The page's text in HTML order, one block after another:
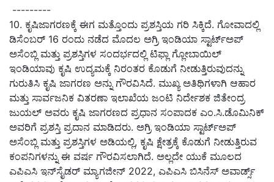
---------
10. ಕೃಷಿಜಾಗರಣಕ್ಕೆ ಈಗ ಮತ್ತೊಂದು ಪ್ರಶಸ್ತಿಯ ಗರಿ ಸಿಕ್ಕಿದೆ. ಗೋವಾದಲ್ಲಿ
ಡಿಸೆಂಬರ್ 16 ರಂದು ನಡೆದ ಮೊದಲ ಅಗ್ರಿ ಇಂಡಿಯಾ ಸ್ಟಾರ್ಟ್ಅಪ್
ಅಸೆಂಬ್ಲಿ ಮತ್ತು ಪ್ರಶಸ್ತಿಗಳ ಸಂದರ್ಭದಲ್ಲಿ ಟಿಫ್ಲಾ ಗ್ಲೋಬಾಯಿಲ್‌
ಇಂಡಿಯಾವು ಕೃಷಿ ಉದ್ಯಮಕ್ಕೆ ನಿರಂತರ ಕೊಡುಗೆ ನೀಡುತ್ತಿರುವುದನ್ನು
ಗುರುತಿಸಿ ಕೃಷಿ ಜಾಗರಣ ಅನ್ನು ಗೌರವಿಸಿದೆ. ಮುಖ್ಯ ಅತಿಥಿಗಳಾಗಿ ಆಹಾರ
ಮತ್ತು ಸಾರ್ವಜನಿಕ ವಿತರಣಾ ಇಲಾಖೆಯ ಜಂಟಿ ನಿರ್ದೇಶಕ ಜಿತೇಂದ್ರ
ಜುಯಲ್ ಅವರು ಕೃಷಿ ಜಾಗರಣದ ಪ್ರಧಾನ ಸಂಪಾದಕ ಎಂ.ಸಿ.ಡೊಮಿನಿಕ್
ಅವರಿಗೆ ಪ್ರಶಸ್ತಿ ಪ್ರದಾನ ಮಾಡಿದರು. ಅಗ್ರಿ ಇಂಡಿಯಾ ಸ್ಟಾರ್ಟ್ಅಪ್
ಅಸೆಂಬ್ಲಿ ಮತ್ತು ಪ್ರಶಸ್ತಿಗಳ ಅಡಿಯಲ್ಲಿ, ಕೃಷಿ ಕ್ಷೇತ್ರಕ್ಕೆ ಕೊಡುಗೆ ನೀಡುತ್ತಿರುವ
ಕಂಪನಿಗಳನ್ನು ಈ ವರ್ಷ ಗೌರವಿಸಲಾಗಿದೆ. ಅಲ್ಲದೇ ಯುಕೆ ಮೂಲದ
ಎಪಿಎಸಿ ಇನ್‌ಸೈಡರ್ ಮ್ಯಾಗಜೀನ್ 2022, ಎಪಿಎಸಿ ಬಿಸಿನೆಸ್ ಅವಾರ್ಡ್ಸ್‌